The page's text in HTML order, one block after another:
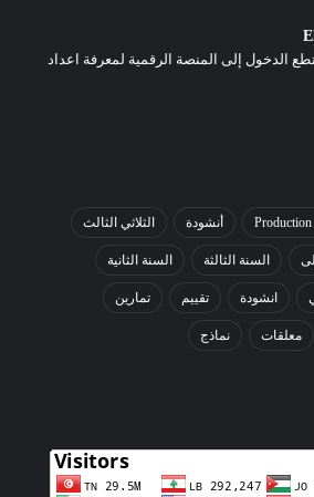
الدخول إلى المنصة الرقمية لمعرفة اعداد
Production أنشودة الثلاثي الثالث
السنة الثالثة السنة الثانية
انشودة تقييم تمارين
معلقات نماذج